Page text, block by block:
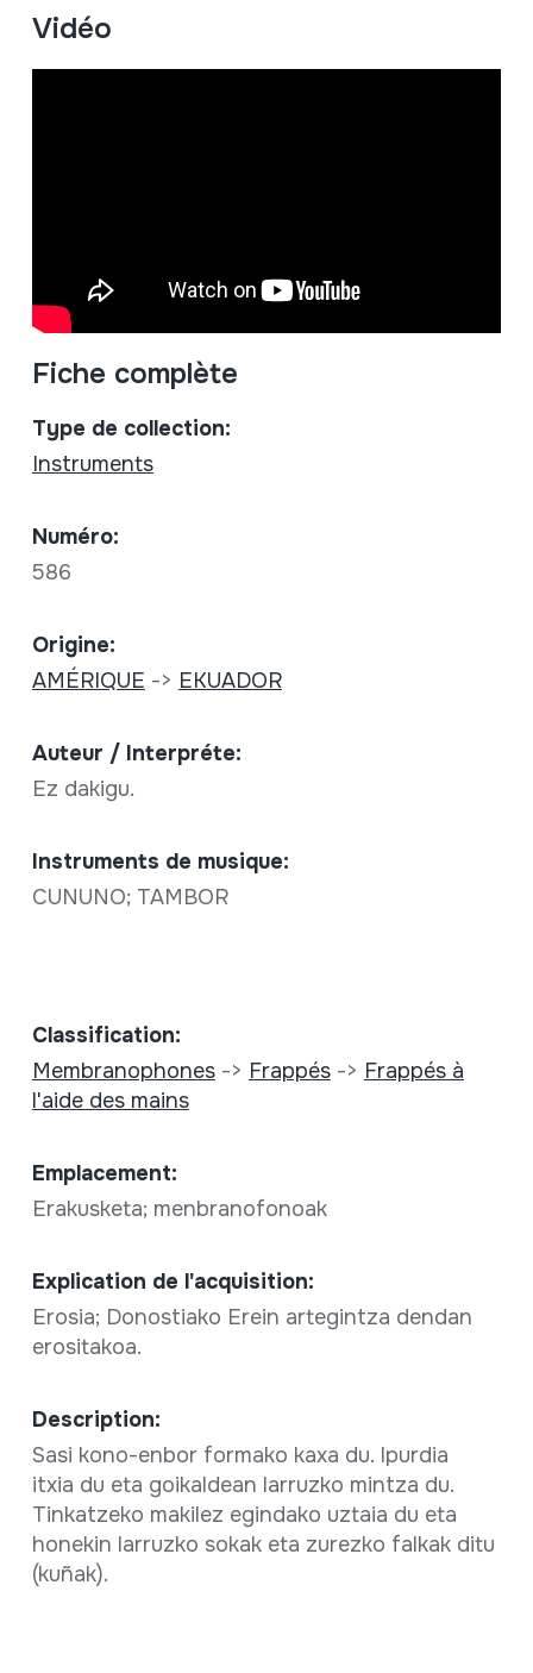
Vidéo
Fiche complète
Type de collection:
Instruments
Numéro:
586
Origine:
AMÉRIQUE -> EKUADOR
Auteur / Interpréte:
Ez dakigu.
Instruments de musique:
CUNUNO; TAMBOR
Classification:
Membranophones-> Frappés-> Frappés à
l'aide des mains
Emplacement:
Erakusketa; menbranofonoak
Explication de l'acquisition:
Erosia; Donostiako Erein artegintza dendan
erositakoa.
Description:
Sasi kono-enbor formako kaxa du. Ipurdia
itxia du eta goikaldean larruzko mintza du.
Tinkatzeko makilez egindako uztaia du eta
honekin larruzko sokak eta zurezko falkak ditu
(kuñak).